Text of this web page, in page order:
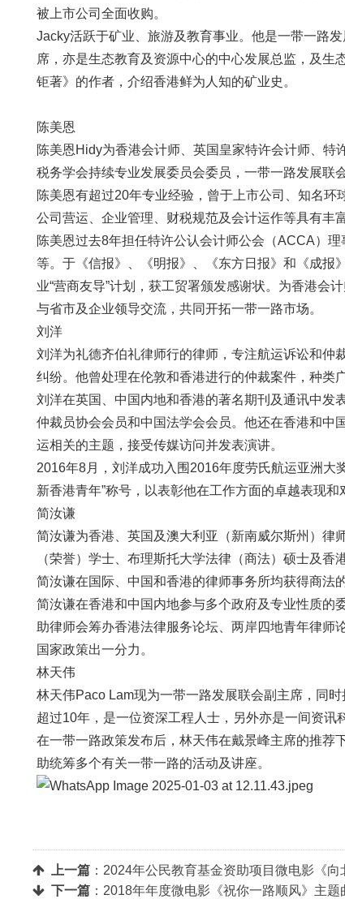
被上市公司全面收购。
Jacky活跃于矿业、旅游及教育事业。他是一带一路
席，亦是生态教育及资源中心的中心发展总监，及
钜著》的作者，介绍香港鲜为人知的矿业史。
陈美恩
陈美恩Hidy为香港会计师、英国皇家特许会计师、
税务学会持续专业发展委员会委员，一带一路发展联
陈美恩有超过20年专业经验，曾于上市公司、知名
公司营运、企业管理、财税规范及会计运作等具有丰
陈美恩过去8年担任特许公认会计师公会（ACCA）
等。于《信报》、《明报》、《东方日报》和《成报
业“营商友导”计划，获工贸署颁发感谢状。为香港会
与省市及企业领导交流，共同开拓一带一路市场。
刘洋
刘洋为礼德齐伯礼律师行的律师，专注航运诉讼和仲
纠纷。他曾处理在伦敦和香港进行的仲裁案件，种类
刘洋在英国、中国内地和香港的著名期刊及通讯中
仲裁员协会会员和中国法学会会员。他还在香港和中
运相关的主题，接受传媒访问并发表演讲。
2016年8月，刘洋成功入围2016年度劳氏航运亚洲大
新香港青年”称号，以表彰他在工作方面的卓越表现和
简汝谦
简汝谦为香港、英国及澳大利亚（新南威尔斯州）律
（荣誉）学士、布理斯托大学法律（商法）硕士及香
简汝谦在国际、中国和香港的律师事务所均获得商法
简汝谦在香港和中国内地参与多个政府及专业性质的
助律师会筹办香港法律服务论坛、两岸四地青年律
国家政策出一分力。
林天伟
林天伟Paco Lam现为一带一路发展联会副主席，同
超过10年，是一位资深工程人士，另外亦是一间资讯
在一带一路政策发布后，林天伟在戴景峰主席的推荐
助统筹多个有关一带一路的活动及讲座。
上一篇 ： 2024年公民教育基金资助项目微电影《向
下一篇 ： 2018年年度微电影《祝你一路顺风》主题